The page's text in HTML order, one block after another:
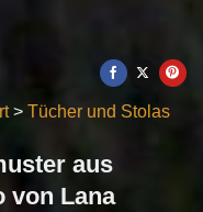
> Tücher und Stolas
aus
von Lana